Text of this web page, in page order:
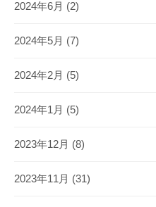
2024年6月 (2)
2024年5月 (7)
2024年2月 (5)
2024年1月 (5)
2023年12月 (8)
2023年11月 (31)